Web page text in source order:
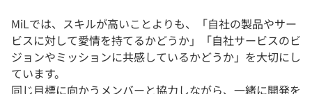
MiLでは、スキルが高いことよりも、「自社の製品やサー
ビスに対して愛情を持てるかどうか」「自社サービスのビ
ジョンやミッションに共感しているかどうか」を大切にし
ています。
同じ目標に向かうメンバーと協力しながら、一緒に開発を